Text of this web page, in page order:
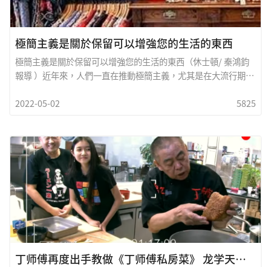
極簡主義是關於保留可以增強您的生活的東西
極簡主義是關於保留可以增強您的生活的東西（休士頓/ 秦鴻鈞
報導 ）近年來，人們一直在推動極簡主義，尤其是在大流行期
善您的生活的東西。美國家
2022-05-02 5825
丁师傅再度出手教做《丁师傅私房菜》 龙学天下美少女学生Joy Deng 担纲主持！